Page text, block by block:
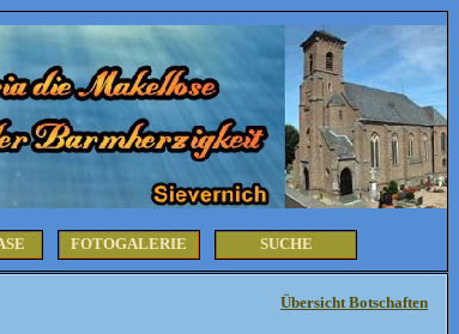
FOTOGALERIE SUCHE
Übersicht Botschaften